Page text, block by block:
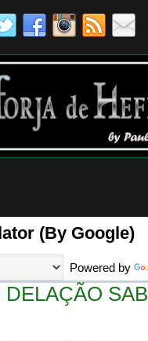
(By Google)
Powered by